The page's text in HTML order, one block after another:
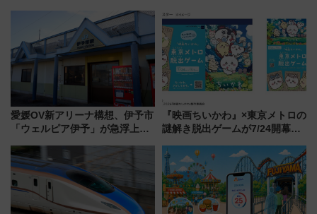
愛媛OV新アリーナ構想、伊予市
「ウェルピア伊予」が急浮上！
で探る鉄道アクセスの未来
『映画ちいかわ』×東京メトロの
謎解き脱出ゲームが7/24開幕！
遊び方を解説！（7/10発売開
始）